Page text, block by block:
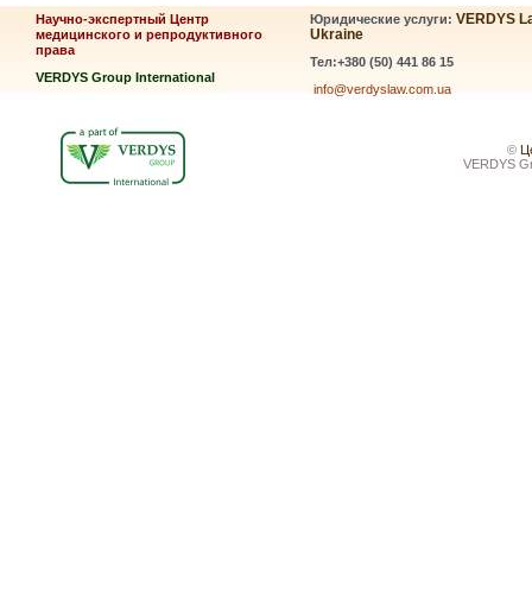
Научно-экспертный Центр
медицинского и репродуктивного
права
VERDYS Group International
Юридические услуги: VERDYS
Ukraine
Тел:+380 (50) 441 86 15
info@verdyslaw.com.ua
©
VERDYS